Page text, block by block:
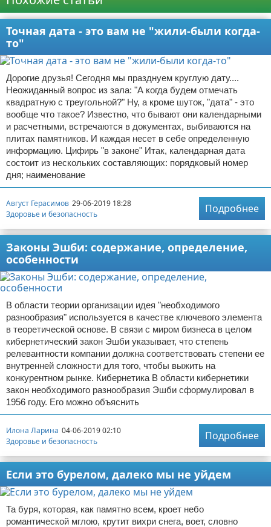
Точная дата - это вам не "жили-были когда-
то"
Дорогие друзья! Сегодня мы празднуем круглую дату....
Неожиданный вопрос из зала: "А когда будем отмечать
квадратную с треугольной?" Ну, а кроме шуток, "дата" - это
вообще что такое? Известно, что бывают они календарными
и расчетными, встречаются в документах, выбиваются на
плитах памятников. И каждая несет в себе определенную
информацию. Цифирь "в законе" Итак, календарная дата
состоит из нескольких составляющих: порядковый номер
дня; наименование
Август Герасимов 29-06-2019 18:28
Здоровье и безопасность
Подробнее
Законы Эшби: содержание, определение,
особенности
В области теории организации идея "необходимого
разнообразия" используется в качестве ключевого элемента
в теоретической основе. В связи с миром бизнеса в целом
кибернетический закон Эшби указывает, что степень
релевантности компании должна соответствовать степени ее
внутренней сложности для того, чтобы выжить на
конкурентном рынке. Кибернетика В области кибернетики
закон необходимого разнообразия Эшби сформулировал в
1956 году. Его можно объяснить
Илона Ларина 04-06-2019 02:10
Здоровье и безопасность
Подробнее
Если это бурелом, далеко мы не уйдем
Та буря, которая, как памятно всем, кроет небо
романтической мглою, крутит вихри снега, воет, словно